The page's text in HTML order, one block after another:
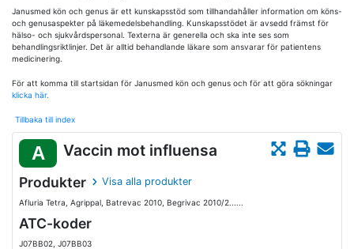
Janusmed kön och genus är ett kunskapsstöd som tillhandahåller information om köns-
och genusaspekter på läkemedelsbehandling. Kunskapsstödet är avsedd främst för
hälso- och sjukvårdspersonal. Texterna är generella och ska inte ses som
behandlingsriktlinjer. Det är alltid behandlande läkare som ansvarar för patientens
medicinering.
För att komma till startsidan för Janusmed kön och genus och för att göra sökningar
klicka här.
Tillbaka till index
A Vaccin mot influensa
Produkter Visa alla produkter
Afluria Tetra, Agrippal, Batrevac 2010, Begrivac 2010/2......
ATC-koder
J07BB02, J07BB03